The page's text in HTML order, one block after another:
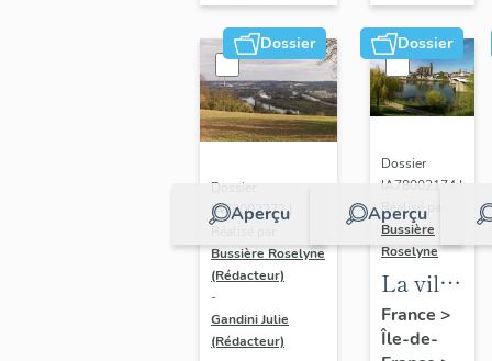
Dossier
Aperçu
Dossier
IA78002272 |
Bussière Roselyne
(Rédacteur)
-
Gandini Julie
(Rédacteur)
Dossier
Aperçu
Dossier
IA78002174 |
Réalisé par
Bussière
Roselyne
La ville
de
Mantes-
France >
Île-de-